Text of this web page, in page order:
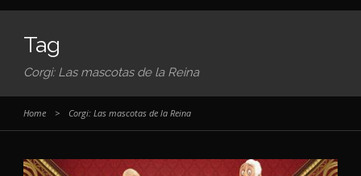
Tag
Corgi: Las mascotas de la Reina
Home > Corgi: Las mascotas de la Reina